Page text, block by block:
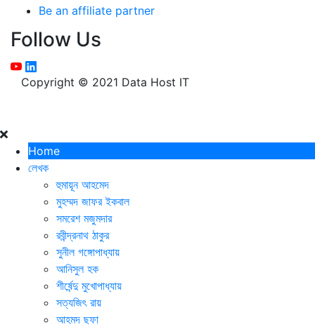
Be an affiliate partner
Follow Us
Copyright © 2021 Data Host IT
Home
লেখক
হুমায়ূন আহমেদ
মুহম্মদ জাফর ইকবাল
সমরেশ মজুমদার
রবীন্দ্রনাথ ঠাকুর
সুনীল গঙ্গোপাধ্যায়
আনিসুল হক
শীর্ষেন্দু মুখোপাধ্যায়
সত্যজিৎ রায়
আহমদ ছফা